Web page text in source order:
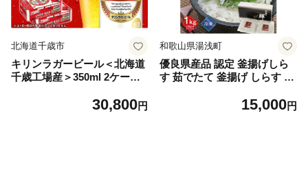
北海道千歳市
キリンラガービール＜北海道
千歳工場産＞350ml 2ケース
30,800円
和歌山県湯浅町
優良県産品 認定 釜揚げしら
す 茹でたて 釜揚げ しらす 無
国産 海の幸 海鮮 魚介 紀州湯
15,000円